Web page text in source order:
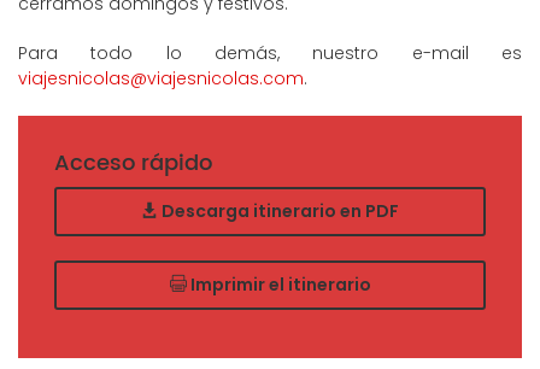
Para todo lo demás, nuestro e-mail es
viajesnicolas@viajesnicolas.com.
Acceso rápido
Descarga itinerario en PDF
Imprimir el itinerario